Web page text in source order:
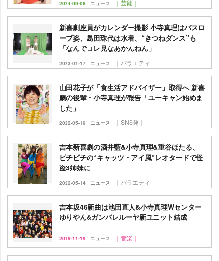
2024-09-08 ニュース ｜芸能｜
新喜劇座員がカレンダー撮影 小寺真理はバスロ
ーブ姿、島田珠代は水着、“きつねダンス”も
「なんでコレ見なあかんねん」
2023-01-17 ニュース ｜バラエティ｜
山田花子が「食生活アドバイザー」取得へ 新喜
劇の後輩・小寺真理が報告「ユーキャン始めま
した」
2022-05-19 ニュース ｜SNS発｜
吉本新喜劇の酒井藍&小寺真理&重谷ほたる、
ピチピチの“キャッツ・アイ風”レオタードで怪
盗3姉妹に
2022-05-14 ニュース ｜バラエティ｜
吉本坂46新曲は池田直人&小寺真理Wセンター
ゆりやん&ガンバレルーヤ新ユニット結成
2019-11-19 ニュース ｜音楽｜